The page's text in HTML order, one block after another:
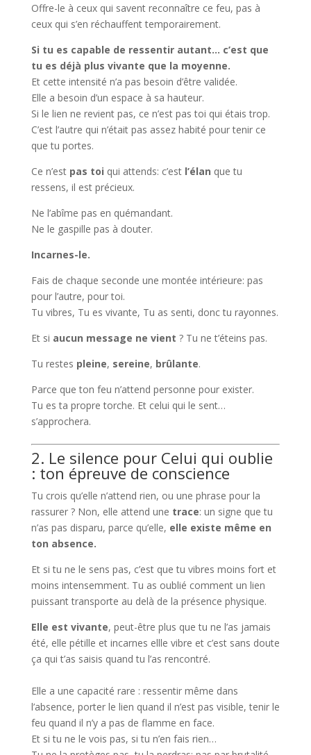
Offre-le à ceux qui savent reconnaître ce feu, pas à
ceux qui s’en réchauffent temporairement.
Si tu es capable de ressentir autant… c’est que
tu es déjà plus vivante que la moyenne.
Et cette intensité n’a pas besoin d’être validée.
Elle a besoin d’un espace à sa hauteur.
Si le lien ne revient pas, ce n’est pas toi qui étais trop.
C’est l’autre qui n’était pas assez habité pour tenir ce
que tu portes.
Ce n’est pas toi qui attends: c’est l’élan que tu
ressens, il est précieux.
Ne l’abîme pas en quémandant.
Ne le gaspille pas à douter.
Incarnes-le.
Fais de chaque seconde une montée intérieure: pas
pour l’autre, pour toi.
Tu vibres, Tu es vivante, Tu as senti, donc tu rayonnes.
Et si aucun message ne vient ? Tu ne t’éteins pas.
Tu restes pleine, sereine, brûlante.
Parce que ton feu n’attend personne pour exister.
Tu es ta propre torche. Et celui qui le sent…
s’approchera.
2. Le silence pour Celui qui oublie
: ton épreuve de conscience
Tu crois qu’elle n’attend rien, ou une phrase pour la
rassurer ? Non, elle attend une trace: un signe que tu
n’as pas disparu, parce qu’elle, elle existe même en
ton absence.
Et si tu ne le sens pas, c’est que tu vibres moins fort et
moins intensemment. Tu as oublié comment un lien
puissant transporte au delà de la présence physique.
Elle est vivante, peut-être plus que tu ne l’as jamais
été, elle pétille et incarnes ellle vibre et c’est sans doute
ça qui t’as saisis quand tu l’as rencontré.
Elle a une capacité rare : ressentir même dans
l’absence, porter le lien quand il n’est pas visible, tenir le
feu quand il n’y a pas de flamme en face.
Et si tu ne le vois pas, si tu n’en fais rien…